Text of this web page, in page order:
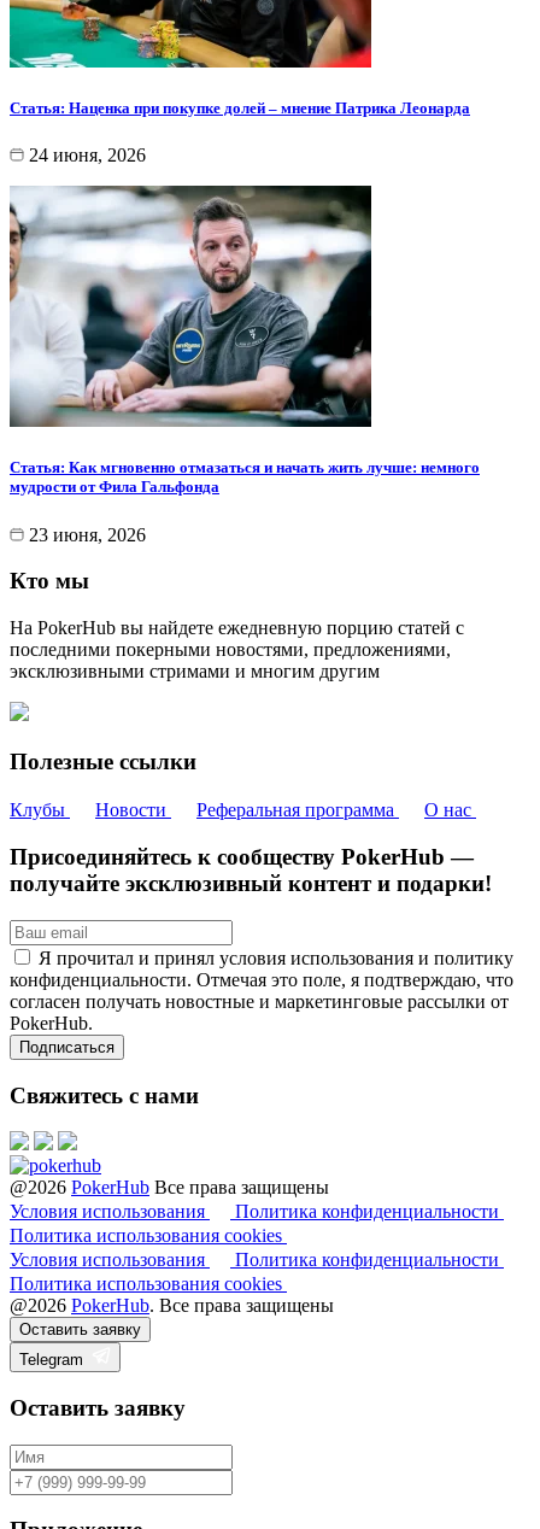
Статья: Наценка при покупке долей – мнение Патрика Леонарда
24 июня, 2026
Статья: Как мгновенно отмазаться и начать жить лучше: немного
мудрости от Фила Гальфонда
23 июня, 2026
Кто мы
На PokerHub вы найдете ежедневную порцию статей с
последними покерными новостями, предложениями,
эксклюзивными стримами и многим другим
Полезные ссылки
Клубы Новости Реферальная программа О нас
Присоединяйтесь к сообществу PokerHub —
получайте эксклюзивный контент и подарки!
Я прочитал и принял условия использования и политику
конфиденциальности. Отмечая это поле, я подтверждаю, что
согласен получать новостные и маркетинговые рассылки от
PokerHub.
Свяжитесь с нами
@2026 PokerHub Все права защищены
Условия использования
Политика конфиденциальности
Политика использования cookies
Условия использования
Политика конфиденциальности
Политика использования cookies
@2026 PokerHub. Все права защищены
Оставить заявку
Telegram
Оставить заявку